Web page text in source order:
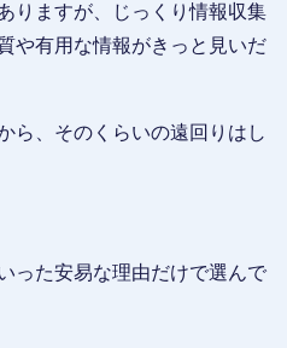
りますが、じっくり情報収集
や有用な情報がきっと見いだ
ら、そのくらいの遠回りはし
った安易な理由だけで選んで